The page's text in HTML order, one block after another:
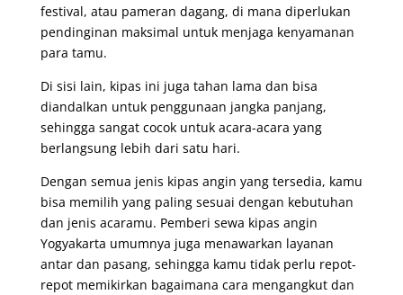
festival, atau pameran dagang, di mana diperlukan
pendinginan maksimal untuk menjaga kenyamanan
para tamu.
Di sisi lain, kipas ini juga tahan lama dan bisa
diandalkan untuk penggunaan jangka panjang,
sehingga sangat cocok untuk acara-acara yang
berlangsung lebih dari satu hari.
Dengan semua jenis kipas angin yang tersedia, kamu
bisa memilih yang paling sesuai dengan kebutuhan
dan jenis acaramu. Pemberi sewa kipas angin
Yogyakarta umumnya juga menawarkan layanan
antar dan pasang, sehingga kamu tidak perlu repot-
repot memikirkan bagaimana cara mengangkut dan